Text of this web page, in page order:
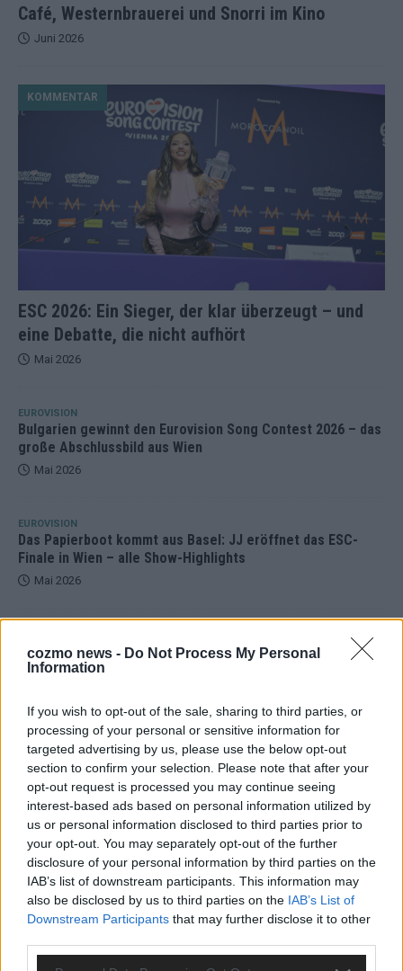
cozmo news - Do Not Process My Personal
Information
If you wish to opt-out of the sale, sharing to third parties, or
processing of your personal or sensitive information for
targeted advertising by us, please use the below opt-out
section to confirm your selection. Please note that after your
opt-out request is processed you may continue seeing
interest-based ads based on personal information utilized by
us or personal information disclosed to third parties prior to
your opt-out. You may separately opt-out of the further
disclosure of your personal information by third parties on the
IAB’s list of downstream participants. This information may
also be disclosed by us to third parties on the IAB’s List of
Downstream Participants that may further disclose it to other
Café, Westernbrauerei und Snorri im Kino
Juni 2026
ESC 2026: Ein Sieger, der klar überzeugt – und
eine Debatte, die nicht aufhört
KOMMENTAR
Mai 2026
EUROVISION
Bulgarien gewinnt den Eurovision Song Contest 2026 – das
große Abschlussbild aus Wien
Mai 2026
EUROVISION
Das Papierboot kommt aus Basel: JJ eröffnet das ESC-
Finale in Wien – alle Show-Highlights
Mai 2026
Dänemark eröffnet, Österreich beschließt: Die
Startreihenfolge des ESC-Finales 2026 im Überblick
KOMMENTAR
Alle 25 ESC-Finalisten auf dem Prüfstand: Stärken,
Schwächen und unsere Tipps
Mai 2026
EUROVISION
Vier Sieger gleichzeitig, Manipulationsverdacht, Jury-
Comeback: Die turbulente Geschichte der ESC-Wertung